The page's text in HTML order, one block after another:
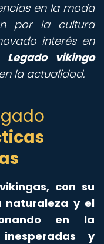
en la moda
por la cultura
interés en
Legado vikingo
la actualidad.
con su
naturaleza y el
en la
y